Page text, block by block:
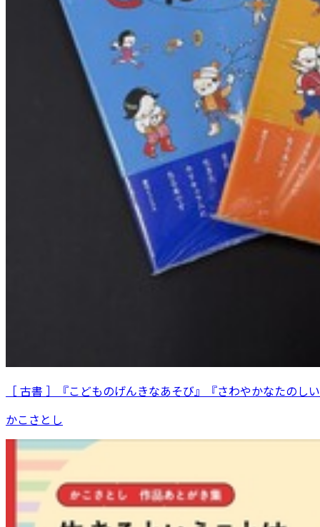
［ 古書 ］『こどものげんきなあそび』『さわやかなたの
かこさとし